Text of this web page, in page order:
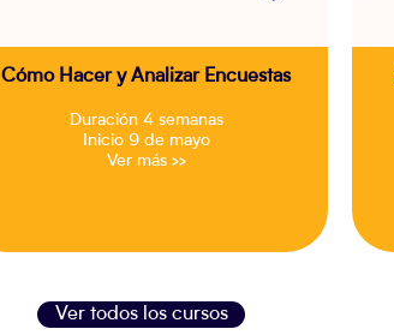
Ver todos los cursos
Cómo Hacer y Analizar Encuestas
Duración 4 semanas
Inicio 9 de mayo
Ver más >>